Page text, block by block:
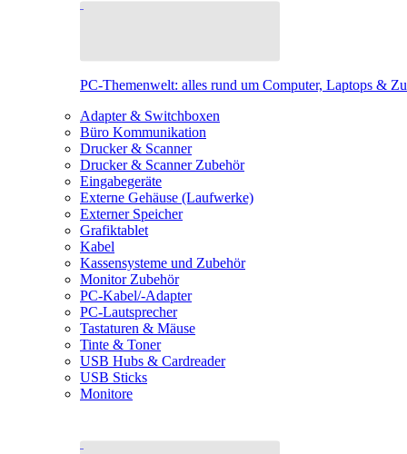
PC-Themenwelt: alles rund um Computer, Laptops &
Adapter & Switchboxen
Büro Kommunikation
Drucker & Scanner
Drucker & Scanner Zubehör
Eingabegeräte
Externe Gehäuse (Laufwerke)
Externer Speicher
Grafiktablet
Kabel
Kassensysteme und Zubehör
Monitor Zubehör
PC-Kabel/-Adapter
PC-Lautsprecher
Tastaturen & Mäuse
Tinte & Toner
USB Hubs & Cardreader
USB Sticks
Monitore